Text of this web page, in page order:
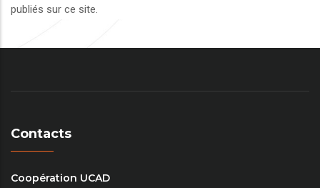
publiés sur ce site.
Contacts
Coopération UCAD